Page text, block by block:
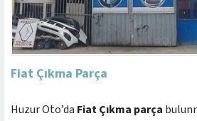
Fiat Çıkma Parça
Huzur Oto’da Fiat Çıkma parça